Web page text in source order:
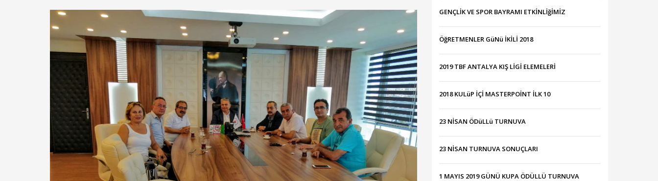
GENÇLİK VE SPOR BAYRAMI ETKİNLİğİMİZ
ÖğRETMENLER GüNü İKİLİ 2018
2019 TBF ANTALYA KIŞ LİGİ ELEMELERİ
2018 KULüP İÇİ MASTERPOİNT İLK 10
23 NİSAN ÖDüLLü TURNUVA
23 NİSAN TURNUVA SONUÇLARI
1 MAYIS 2019 GÜNÜ KUPA ÖDÜLLÜ TURNUVA